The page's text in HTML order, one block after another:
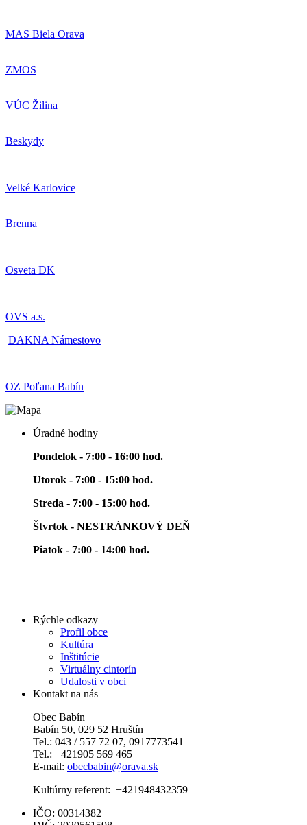
MAS Biela Orava
ZMOS
VÚC Žilina
Beskydy
Velké Karlovice
Brenna
Osveta DK
OVS a.s.
DAKNA Námestovo
OZ Poľana Babín
Úradné hodiny
Pondelok - 7:00 - 16:00 hod.
Utorok - 7:00 - 15:00 hod.
Streda - 7:00 - 15:00 hod.
Štvrtok - NESTRÁNKOVÝ DEŇ
Piatok - 7:00 - 14:00 hod.
Rýchle odkazy
Profil obce
Kultúra
Inštitúcie
Virtuálny cintorín
Udalosti v obci
Kontakt na nás
Obec Babín
Babín 50, 029 52 Hruštín
Tel.: 043 / 557 72 07, 0917773541
Tel.: +421905 569 465
E-mail: obecbabin@orava.sk
Kultúrny referent: +421948432359
IČO: 00314382